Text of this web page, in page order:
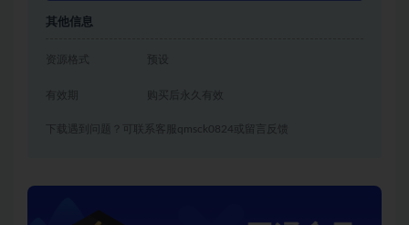
其他信息
资源格式 预设
有效期 购买后永久有效
下载遇到问题？可联系客服qmsck0824或留言反馈